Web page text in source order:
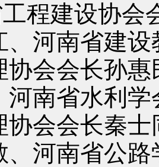
程建设协会
、河南省建
协会会长孙
河南省水利
协会会长秦
、河南省公